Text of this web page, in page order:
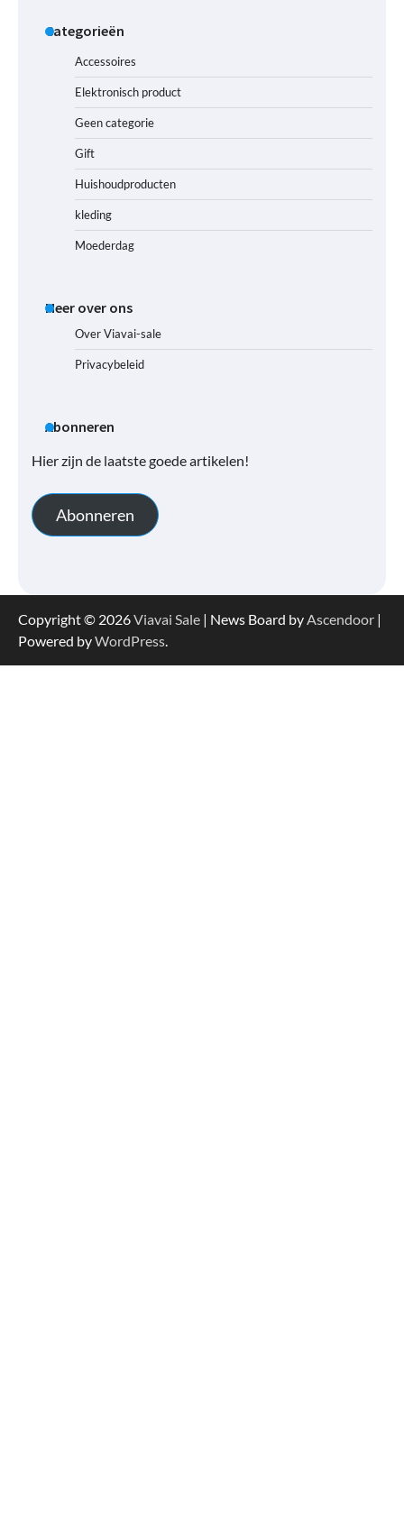
Categorieën
Accessoires
Elektronisch product
Geen categorie
Gift
Huishoudproducten
kleding
Moederdag
Meer over ons
Over Viavai-sale
Privacybeleid
Abonneren
Hier zijn de laatste goede artikelen!
Abonneren
Copyright © 2026Viavai Sale | News Board byAscendoor |
Powered byWordPress.